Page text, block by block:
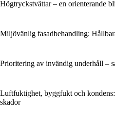
Högtryckstvättar – en orienterande
Miljövänlig fasadbehandling:
Prioritering av invändig underhåll –
Luftfuktighet, byggfukt och
skador